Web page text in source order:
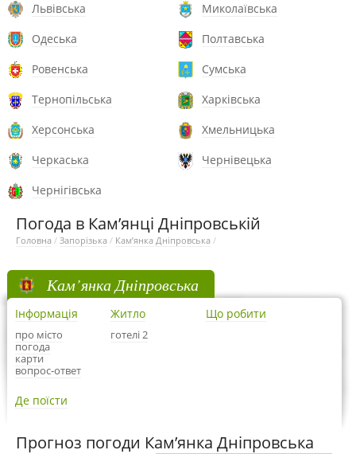
Львівська
Миколаївська
Одеська
Полтавська
Ровенська
Сумська
Тернопільська
Харківська
Херсонська
Хмельницька
Черкаська
Чернівецька
Чернігівська
Погода в Кам’янці Дніпровській
Головна / Запорізька / Кам’янка Дніпровська /
Кам’янка Дніпровська
Інформація
про місто
погода
карти
вопрос-ответ
Житло
готелі 2
Що робити
Де поїсти
Прогноз погоди Кам’янка Дніпровська